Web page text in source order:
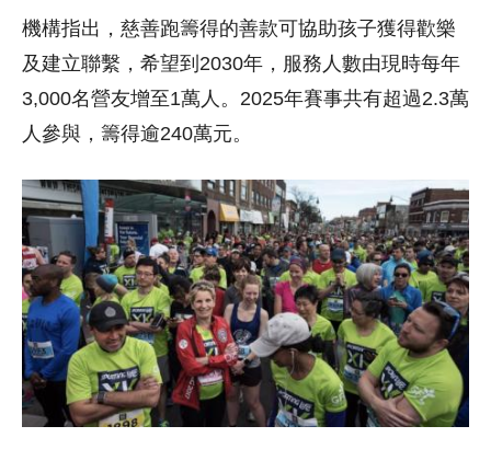
機構指出，慈善跑籌得的善款可協助孩子獲得歡樂
及建立聯繫，希望到2030年，服務人數由現時每年
3,000名營友增至1萬人。2025年賽事共有超過2.3萬
人參與，籌得逾240萬元。